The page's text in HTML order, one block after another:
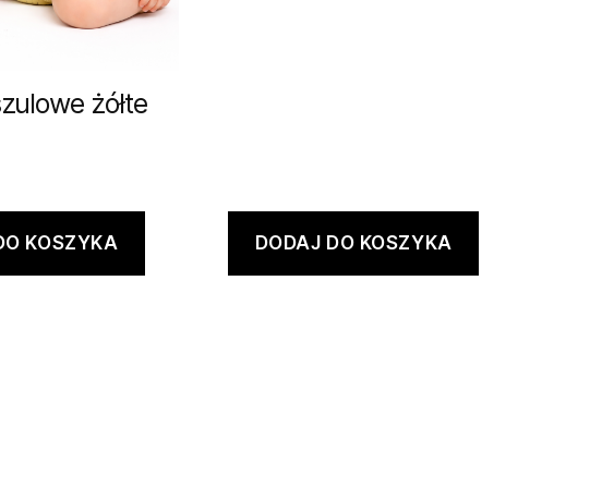
żółte
KOSZYKA DODAJ DO KOSZYKA